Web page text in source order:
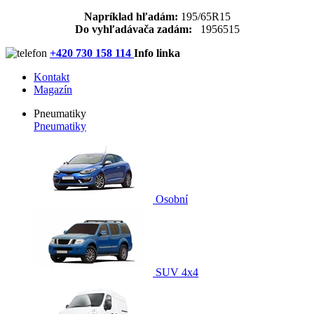
Napríklad hľadám: 195/65R15
Do vyhľadávača zadám: 1956515
+420 730 158 114 Info linka
Kontakt
Magazín
Pneumatiky
Pneumatiky
Osobní
SUV 4x4